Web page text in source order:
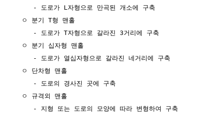
     - 도로가 L자형으로 만곡된 개소에 구축
  ㅇ 분기 T형 맨홀
     - 도로가 T자형으로 갈라진 3거리에 구축
  ㅇ 분기 십자형 맨홀
     - 도로가 열십자형으로 갈라진 네거리에 구축
  ㅇ 단차형 맨홀
     - 도로의 경사진 곳에 구축
  ㅇ 규격외 맨홀